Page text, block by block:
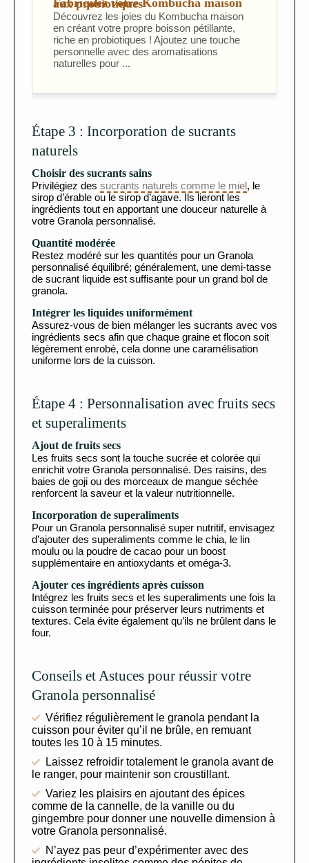
Fabriquez votre Kombucha maison aux probiotiques
Découvrez les joies du Kombucha maison
en créant votre propre boisson pétillante,
riche en probiotiques ! Ajoutez une touche
personnelle avec des aromatisations
naturelles pour ...
Étape 3 : Incorporation de sucrants
naturels
Choisir des sucrants sains
Privilégiez des sucrants naturels comme le miel, le
sirop d’érable ou le sirop d’agave. Ils lieront les
ingrédients tout en apportant une douceur naturelle à
votre Granola personnalisé.
Quantité modérée
Restez modéré sur les quantités pour un Granola
personnalisé équilibré; généralement, une demi-tasse
de sucrant liquide est suffisante pour un grand bol de
granola.
Intégrer les liquides uniformément
Assurez-vous de bien mélanger les sucrants avec vos
ingrédients secs afin que chaque graine et flocon soit
légèrement enrobé, cela donne une caramélisation
uniforme lors de la cuisson.
Étape 4 : Personnalisation avec fruits secs
et superaliments
Ajout de fruits secs
Les fruits secs sont la touche sucrée et colorée qui
enrichit votre Granola personnalisé. Des raisins, des
baies de goji ou des morceaux de mangue séchée
renforcent la saveur et la valeur nutritionnelle.
Incorporation de superaliments
Pour un Granola personnalisé super nutritif, envisagez
d’ajouter des superaliments comme le chia, le lin
moulu ou la poudre de cacao pour un boost
supplémentaire en antioxydants et oméga-3.
Ajouter ces ingrédients après cuisson
Intégrez les fruits secs et les superaliments une fois la
cuisson terminée pour préserver leurs nutriments et
textures. Cela évite également qu’ils ne brûlent dans le
four.
Conseils et Astuces pour réussir votre
Granola personnalisé
Vérifiez régulièrement le granola pendant la
cuisson pour éviter qu’il ne brûle, en remuant
toutes les 10 à 15 minutes.
Laissez refroidir totalement le granola avant de
le ranger, pour maintenir son croustillant.
Variez les plaisirs en ajoutant des épices
comme de la cannelle, de la vanille ou du
gingembre pour donner une nouvelle dimension à
votre Granola personnalisé.
N’ayez pas peur d’expérimenter avec des